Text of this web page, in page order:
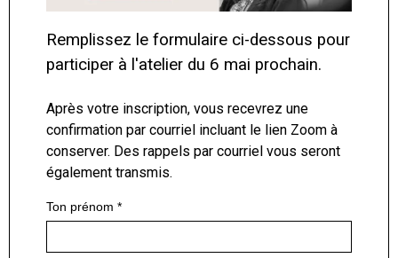
Remplissez le formulaire ci-dessous pour
participer à l'atelier du 6 mai prochain.
Après votre inscription, vous recevrez une
confirmation par courriel incluant le lien Zoom à
conserver. Des rappels par courriel vous seront
également transmis.
Ton prénom *